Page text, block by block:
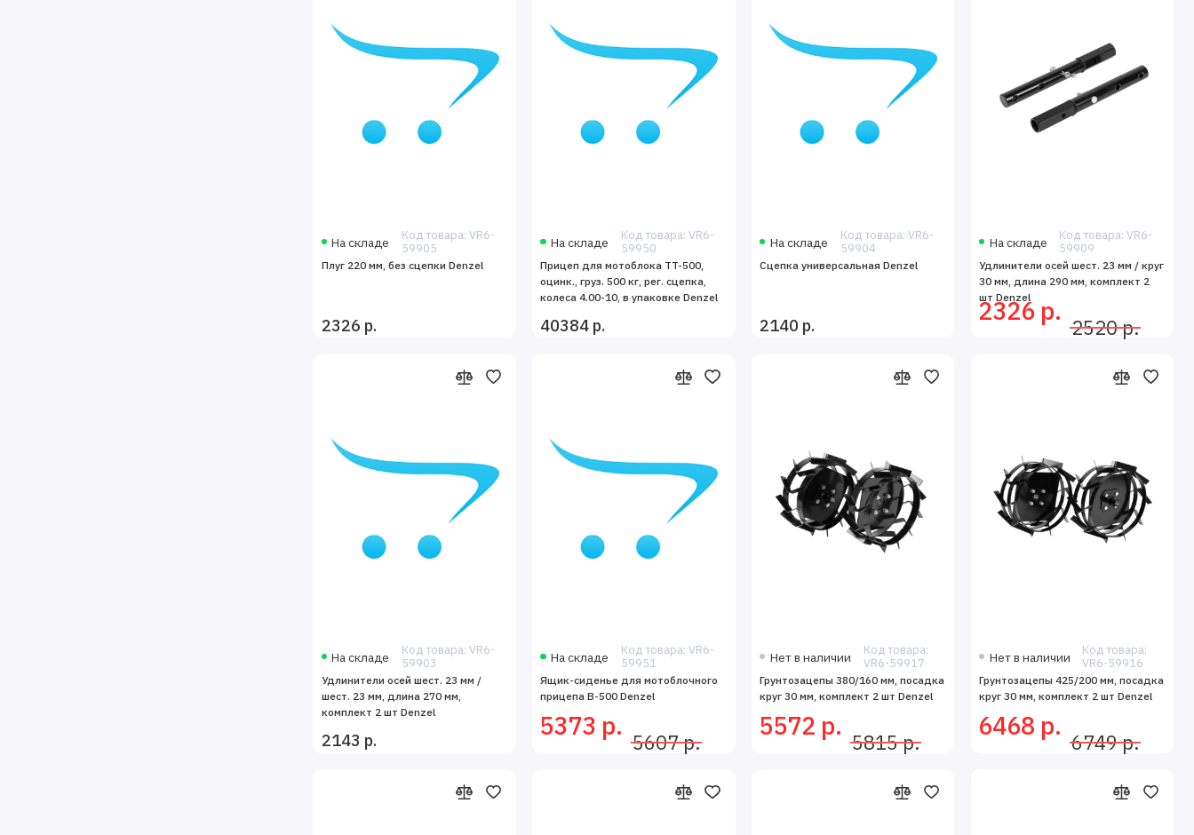
На складе
Код товара: VR6-
59905
Плуг 220 мм, без сцепки Denzel
2326 р.
На складе
Код товара: VR6-
59950
Прицеп для мотоблока TT-500,
оцинк., груз. 500 кг, рег. сцепка,
колеса 4.00-10, в упаковке Denzel
40384 р.
На складе
Код товара: VR6-
59904
Сцепка универсальная Denzel
2140 р.
На складе
Код товара: VR6-
59909
Удлинители осей шест. 23 мм / круг
30 мм, длина 290 мм, комплект 2
шт Denzel
2326 р.
2520 р.
На складе
Код товара: VR6-
59903
Удлинители осей шест. 23 мм /
шест. 23 мм, длина 270 мм,
комплект 2 шт Denzel
2143 р.
На складе
Код товара: VR6-
59951
Ящик-сиденье для мотоблочного
прицепа B-500 Denzel
5373 р.
5607 р.
Нет в наличии
Код товара:
VR6-59917
Грунтозацепы 380/160 мм, посадка
круг 30 мм, комплект 2 шт Denzel
5572 р.
5815 р.
Нет в наличии
Код товара:
VR6-59916
Грунтозацепы 425/200 мм, посадка
круг 30 мм, комплект 2 шт Denzel
6468 р.
6749 р.